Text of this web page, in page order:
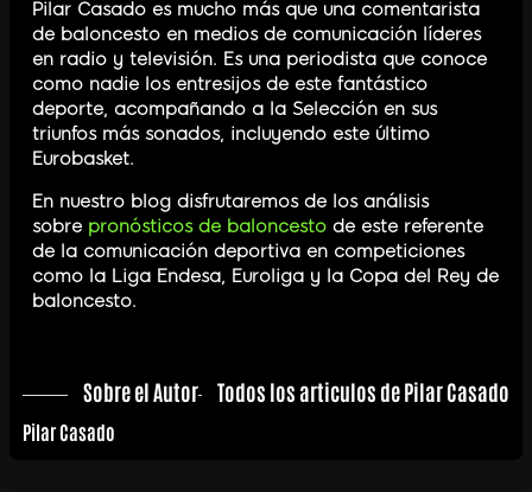
Pilar Casado es mucho más que una comentarista
de baloncesto en medios de comunicación líderes
en radio y televisión. Es una periodista que conoce
como nadie los entresijos de este fantástico
deporte, acompañando a la Selección en sus
triunfos más sonados, incluyendo este último
Eurobasket.
En nuestro blog disfrutaremos de los análisis
sobre pronósticos de baloncesto de este referente
de la comunicación deportiva en competiciones
como la Liga Endesa, Euroliga y la Copa del Rey de
baloncesto.
Sobre el Autor Todos los articulos de Pilar Casado
Pilar Casado